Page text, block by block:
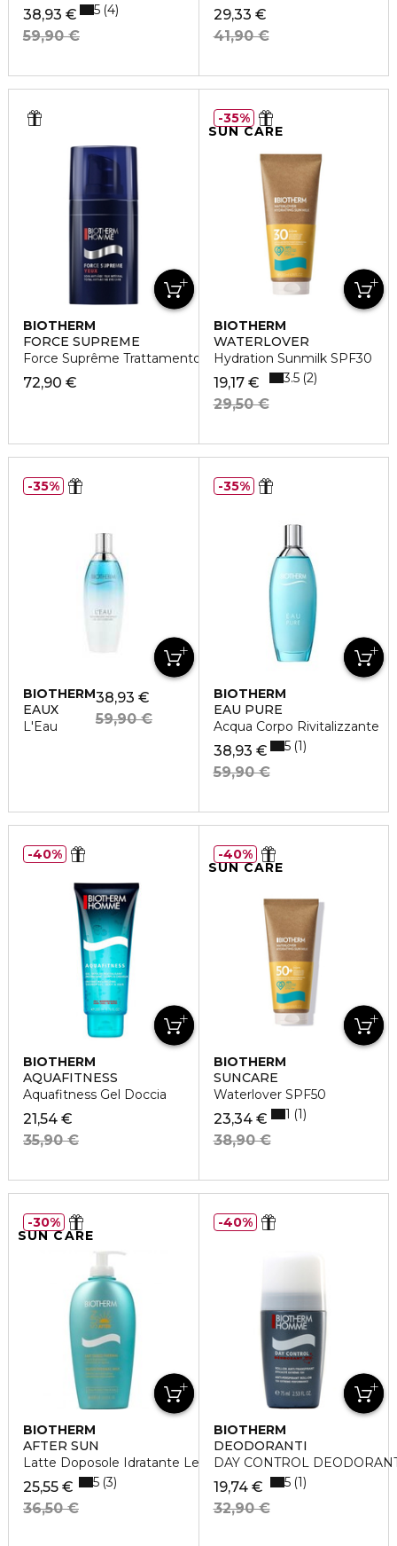
38,93 €
59,90 €
5 4
29,33 €
41,90 €
BIOTHERM
FORCE SUPREME
Force Suprême Trattamento Contorno Occhi Anti-età
72,90 €
SUN CARE
BIOTHERM
WATERLOVER
Hydration Sunmilk SPF30
19,17 €
29,50 €
3.5 2
35%
BIOTHERM
EAUX
L'Eau
38,93 €
59,90 €
35%
BIOTHERM
EAU PURE
Acqua Corpo Rivitalizzante
38,93 €
59,90 €
5 1
35%
BIOTHERM
AQUAFITNESS
Aquafitness Gel Doccia
21,54 €
35,90 €
40%
SUN CARE
BIOTHERM
SUNCARE
Waterlover SPF50
23,34 €
38,90 €
1 1
40%
SUN CARE
BIOTHERM
AFTER SUN
Latte Doposole Idratante Lenitivo
25,55 €
36,50 €
5 3
30%
BIOTHERM
DEODORANTI
DAY CONTROL
19,74 €
32,90 €
5 1
40%